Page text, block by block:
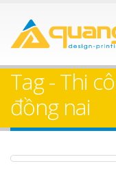
Tag - Thi
đồng nai
Làm
Bảng gỗ